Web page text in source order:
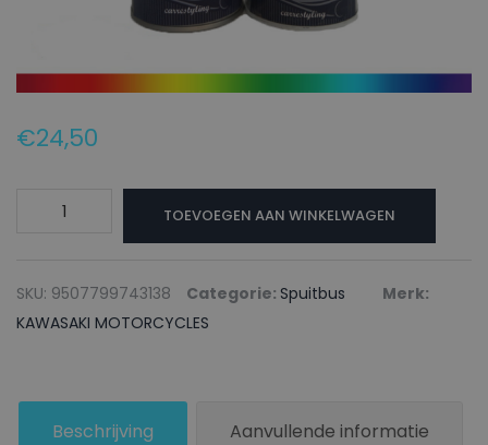
€24,50
KAWASAKI
+
Blanke
KAW.7020M
TOEVOEGEN AAN WINKELWAGEN
SKU: 9507799743138 Categorie: Spuitbus
Merk:
KAWASAKI MOTORCYCLES
Beschrijving Aanvullende informatie